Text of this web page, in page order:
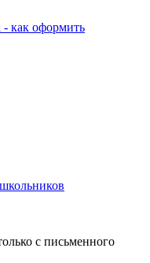
- как оформить
с письменного